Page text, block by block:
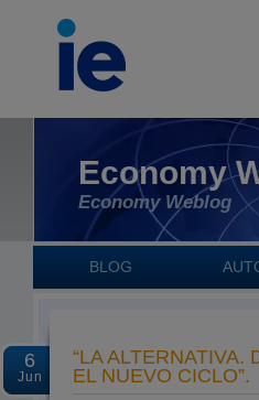
Economy
Economy Weblog
BLOG
6
Jun
“LA
EL NUEVO CICLO”.